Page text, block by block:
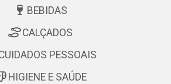
BEBIDAS
CALÇADOS
PESSOAIS
HIGIENE E SAÚDE